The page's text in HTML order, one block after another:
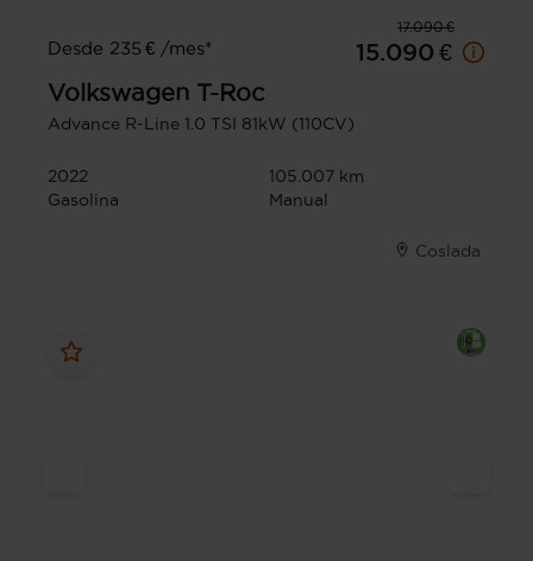
17.090 €
Desde 235 € /mes*
15.090 €
Volkswagen T-Roc
Advance R-Line 1.0 TSI 81kW (110CV)
2022
105.007 km
Gasolina
Manual
Coslada